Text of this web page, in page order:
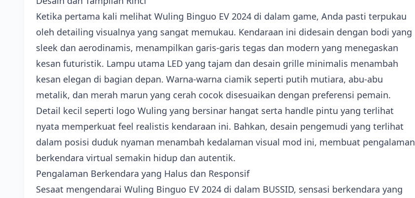
Ketika pertama kali melihat Wuling Binguo EV 2024 di dalam game, Anda pasti terpukau
oleh detailing visualnya yang sangat memukau. Kendaraan ini didesain dengan bodi yang
sleek dan aerodinamis, menampilkan garis-garis tegas dan modern yang menegaskan
kesan futuristik. Lampu utama LED yang tajam dan desain grille minimalis menambah
kesan elegan di bagian depan. Warna-warna ciamik seperti putih mutiara, abu-abu
metalik, dan merah marun yang cerah cocok disesuaikan dengan preferensi pemain.
Detail kecil seperti logo Wuling yang bersinar hangat serta handle pintu yang terlihat
nyata memperkuat feel realistis kendaraan ini. Bahkan, desain pengemudi yang terlihat
dalam posisi duduk nyaman menambah kedalaman visual mod ini, membuat pengalaman
berkendara virtual semakin hidup dan autentik.
Pengalaman Berkendara yang Halus dan Responsif
Sesaat mengendarai Wuling Binguo EV 2024 di dalam BUSSID, sensasi berkendara yang